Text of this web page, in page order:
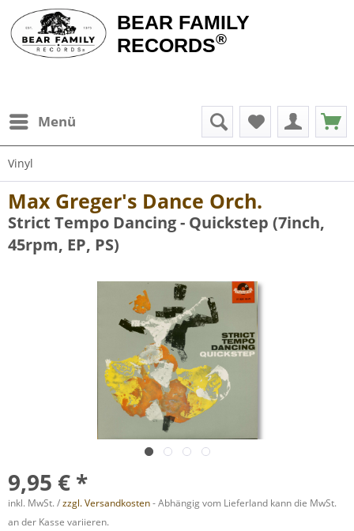
BEAR FAMILY
RECORDS®
Menü
Vinyl
Max Greger's Dance Orch.
Strict Tempo Dancing - Quickstep (7inch,
45rpm, EP, PS)
9,95 € *
inkl. MwSt. /zzgl. Versandkosten- Abhängig vom Lieferland kann die MwSt.
an der Kasse variieren.